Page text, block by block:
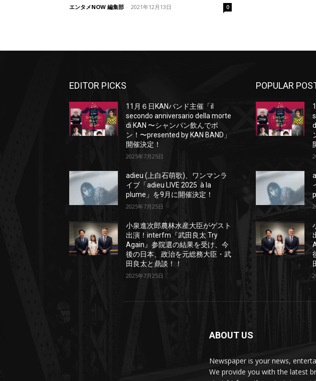
エンタメNOW 編集部 - 2021年12月13日 0
EDITOR PICKS
11月６日KANバンド主催「il
secondo anniversario della morte
di KAN 〜シャンパン飲んでポ
ン！〜presented by KAN BAND」
開催決定！
2025年7月25日
adieu (上白石萌歌)、ワンマンラ
イブ「adieu LIVE 2025 à la
plume」を9月に開催決定！
2025年7月25日
小泉進次郎農林水産大臣がゲスト
出演！interfm『武田良太 Try
Again』参院選の結果を受け、今
後の日本、政治を元総務大臣・武
田良太と鼎談！！
2025年7月25日
POPULAR
ABOUT US
Newspaper is your news,
We provide you with the latest